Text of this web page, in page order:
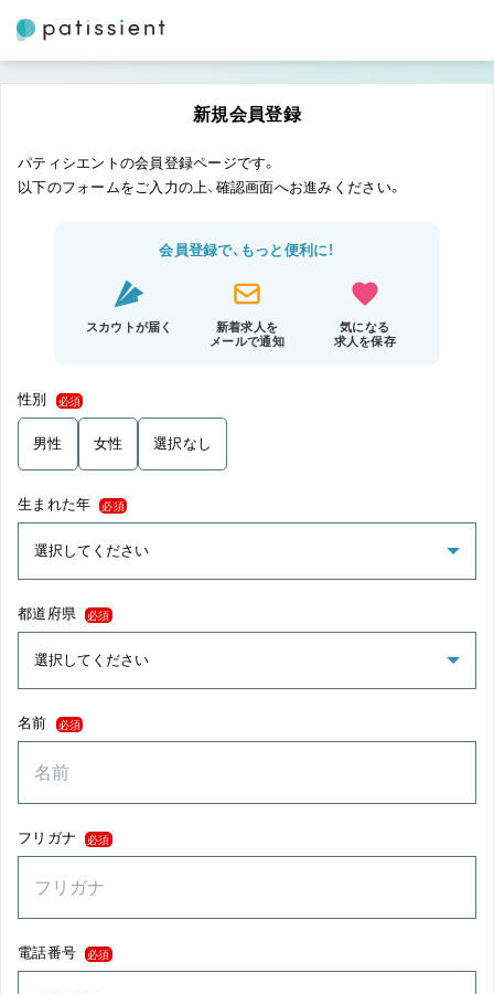
新規会員登録
パティシエントの会員登録ページです。
以下のフォームをご入力の上、確認画面へお進みください。
会員登録で、もっと便利に！
スカウトが届く
新着求人を
メールで通知
気になる
求人を保存
性別 必須
男性 女性 選択なし
生まれた年 必須
都道府県 必須
名前 必須
フリガナ 必須
電話番号 必須